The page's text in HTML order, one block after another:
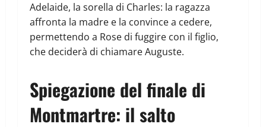
Adelaide, la sorella di Charles: la ragazza
affronta la madre e la convince a cedere,
permettendo a Rose di fuggire con il figlio,
che deciderà di chiamare Auguste.
Spiegazione del finale di
Montmartre: il salto